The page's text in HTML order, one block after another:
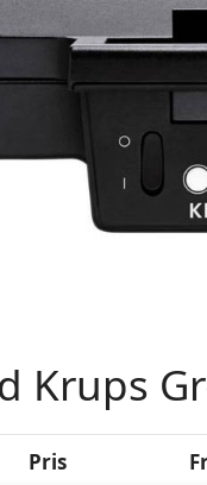
Krups
Pris